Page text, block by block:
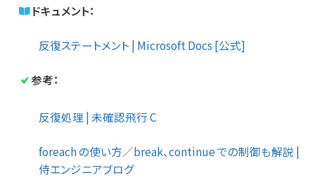
ドキュメント：
反復ステートメント | Microsoft Docs [公式]
参考：
反復処理 | 未確認飛行 C
foreach の使い方／break、continue での制御も解説 |
侍エンジニアブログ